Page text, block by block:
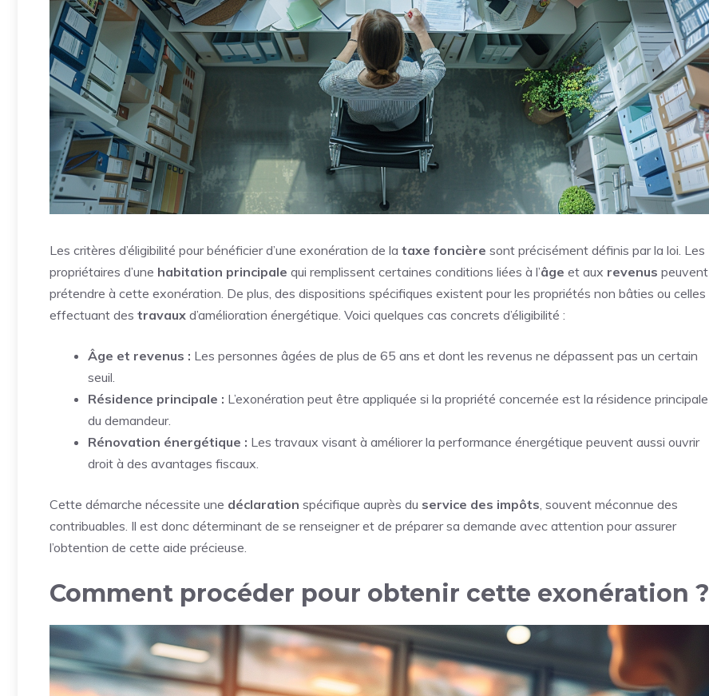
Les critères d’éligibilité pour bénéficier d’une exonération de la taxe foncière sont précisément définis par la loi. Les
propriétaires d’une habitation principale qui remplissent certaines conditions liées à l’âge et aux revenus peuvent
prétendre à cette exonération. De plus, des dispositions spécifiques existent pour les propriétés non bâties ou celles
effectuant des travaux d’amélioration énergétique. Voici quelques cas concrets d’éligibilité :
Âge et revenus : Les personnes âgées de plus de 65 ans et dont les revenus ne dépassent pas un certain
seuil.
Résidence principale : L’exonération peut être appliquée si la propriété concernée est la résidence principale
du demandeur.
Rénovation énergétique : Les travaux visant à améliorer la performance énergétique peuvent aussi ouvrir
droit à des avantages fiscaux.
Cette démarche nécessite une déclaration spécifique auprès du service des impôts, souvent méconnue des
contribuables. Il est donc déterminant de se renseigner et de préparer sa demande avec attention pour assurer
l’obtention de cette aide précieuse.
Comment procéder pour obtenir cette exonération ?